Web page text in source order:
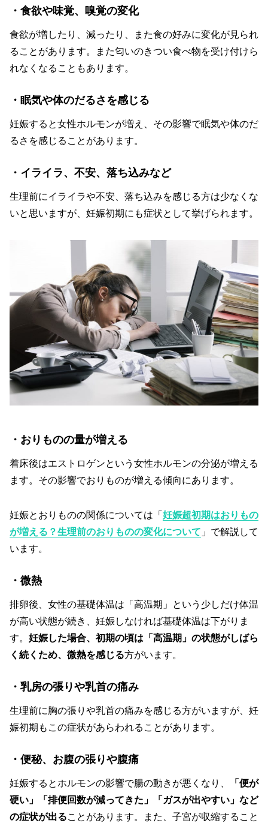
・食欲や味覚、嗅覚の変化
食欲が増したり、減ったり、また食の好みに変化が見られ
ることがあります。また匂いのきつい食べ物を受け付けら
れなくなることもあります。
・眠気や体のだるさを感じる
妊娠すると女性ホルモンが増え、その影響で眠気や体のだ
るさを感じることがあります。
・イライラ、不安、落ち込みなど
生理前にイライラや不安、落ち込みを感じる方は少なくな
いと思いますが、妊娠初期にも症状として挙げられます。
・おりものの量が増える
着床後はエストロゲンという女性ホルモンの分泌が増える
ます。その影響でおりものが増える傾向にあります。
妊娠とおりものの関係については「 妊娠超初期はおりもの
が増える？生理前のおりものの変化について 」で解説して
います。
・微熱
排卵後、女性の基礎体温は「高温期」という少しだけ体温
が高い状態が続き、妊娠しなければ基礎体温は下がりま
す。 妊娠した場合、初期の頃は「高温期」の状態がしばら
く続くため、微熱を感じる方がいます。
・乳房の張りや乳首の痛み
生理前に胸の張りや乳首の痛みを感じる方がいますが、妊
娠初期もこの症状があらわれることがあります。
・便秘、お腹の張りや腹痛
妊娠するとホルモンの影響で腸の動きが悪くなり、
「便が
硬い」「排便回数が減ってきた」「ガスが出やすい」など
の症状が出ることがあります。また、子宮が収縮すること